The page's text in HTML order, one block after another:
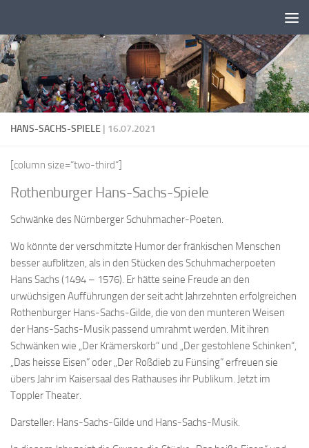
HANS-SACHS-SPIELE | 16.07.2021
[column size=“two-third“]
Rothenburger Hans-Sachs-Spiele
Schwänke des Nürnberger Schuhmacher-Poeten.
Wo könnte der verschmitzte Humor der fränkischen Menschen
besser aufblitzen, als in den Stücken des Schuhmacherpoeten
Hans Sachs (1494 – 1576). Er hätte seine Freude an den
urwüchsigen Aufführungen der seit acht Jahrzehnten erfolgreichen
Rothenburger Hans-Sachs-Gilde, die von den munteren Weisen
der Hans-Sachs-Musik passend umrahmt werden. Mit ihren
Schwänken wie „Der Krämerskorb“ und „Der gestohlene Schinken“,
„Das heisse Eisen” oder „Der Roßdieb zu Fünsing” erfreuen sie
übers Jahr im Kaisersaal des Rathauses ihr Publikum. Jetzt im
Toppler Theater.
Darsteller: Hans-Sachs-Gilde und Hans-Sachs-Musik.